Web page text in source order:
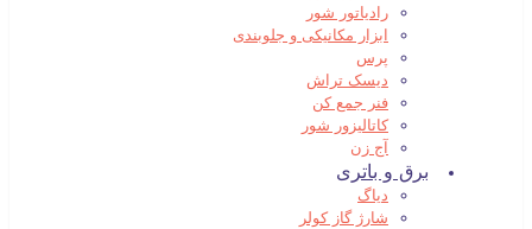
رادیاتور شور
ابزار مکانیکی و جلوبندی
پرس
دیسک تراش
فنر جمع کن
کاتالیزور شور
آج زن
برق و باتری
دیاگ
شارژ گاز کولر